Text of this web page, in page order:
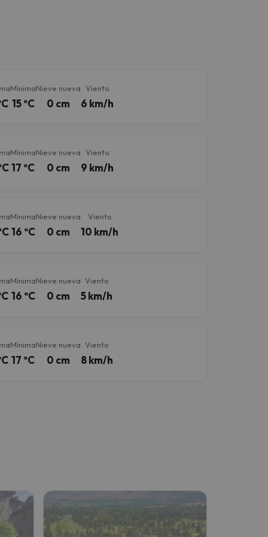
Mínima
15 ºC
Nieve nueva
0 cm
Viento
6 km/h
Mínima
17 ºC
Nieve nueva
0 cm
Viento
9 km/h
Mínima
16 ºC
Nieve nueva
0 cm
Viento
10 km/h
Mínima
16 ºC
Nieve nueva
0 cm
Viento
5 km/h
Mínima
17 ºC
Nieve nueva
0 cm
Viento
8 km/h